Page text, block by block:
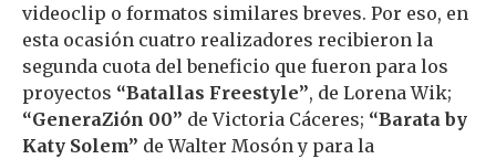
videoclip o formatos similares breves. Por eso, en
esta ocasión cuatro realizadores recibieron la
segunda cuota del beneficio que fueron para los
proyectos “Batallas Freestyle”, de Lorena Wik;
“GeneraZión 00” de Victoria Cáceres; “Barata by
Katy Solem” de Walter Mosón y para la